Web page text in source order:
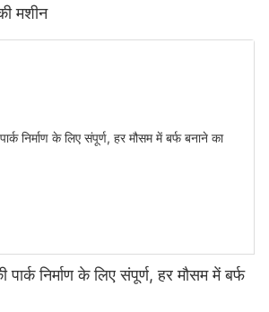
मशीन
पार्क निर्माण के लिए संपूर्ण, हर मौसम में बर्फ